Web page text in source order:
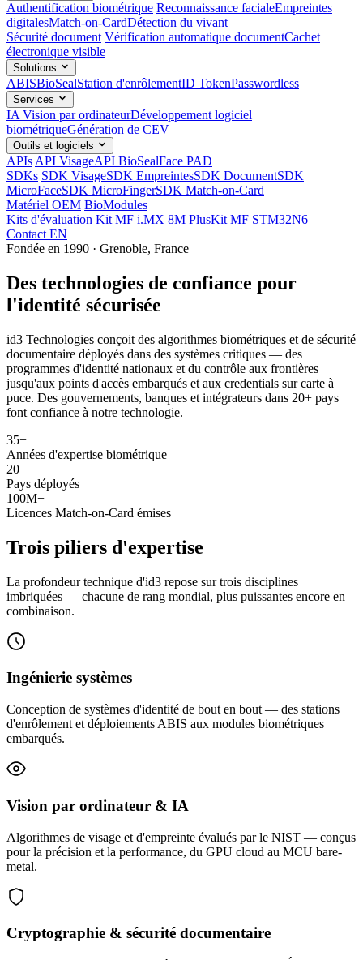
Authentification biométrique Reconnaissance facialeEmpreintes
digitalesMatch-on-CardDétection du vivant
Sécurité document Vérification automatique documentCachet
électronique visible
Solutions
ABISBioSealStation d'enrôlementID TokenPasswordless
Services
IA Vision par ordinateurDéveloppement logiciel
biométriqueGénération de CEV
Outils et logiciels
APIs API VisageAPI BioSealFace PAD
SDKs SDK VisageSDK EmpreintesSDK DocumentSDK
MicroFaceSDK MicroFingerSDK Match-on-Card
Matériel OEM BioModules
Kits d'évaluation Kit MF i.MX 8M PlusKit MF STM32N6
Contact EN
Fondée en 1990 · Grenoble, France
Des technologies de confiance pour
l'identité sécurisée
id3 Technologies conçoit des algorithmes biométriques et de sécurité
documentaire déployés dans des systèmes critiques — des
programmes d'identité nationaux et du contrôle aux frontières
jusqu'aux points d'accès embarqués et aux credentials sur carte à
puce. Des gouvernements, banques et intégrateurs dans 20+ pays
font confiance à notre technologie.
35+
Années d'expertise biométrique
20+
Pays déployés
100M+
Licences Match-on-Card émises
Trois piliers d'expertise
La profondeur technique d'id3 repose sur trois disciplines
imbriquées — chacune de rang mondial, plus puissantes encore en
combinaison.
Ingénierie systèmes
Conception de systèmes d'identité de bout en bout — des stations
d'enrôlement et déploiements ABIS aux modules biométriques
embarqués.
Vision par ordinateur & IA
Algorithmes de visage et d'empreinte évalués par le NIST — conçus
pour la précision et la performance, du GPU cloud au MCU bare-
metal.
Cryptographie & sécurité documentaire